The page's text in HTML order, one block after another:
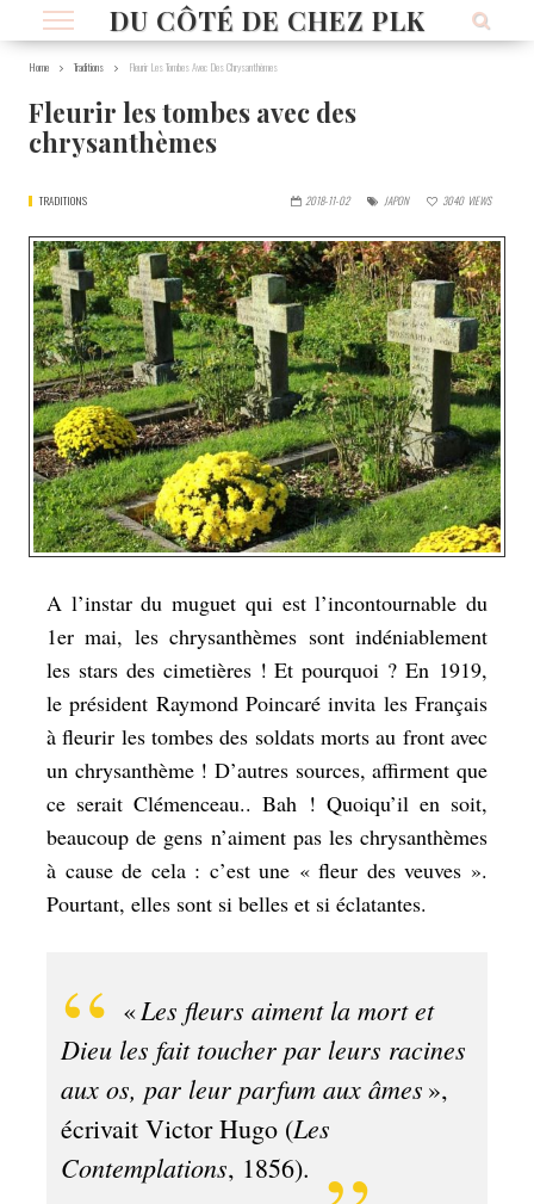
DU CÔTÉ DE CHEZ PLK
Home Traditions Fleurir Les Tombes Avec Des Chrysanthèmes
Fleurir les tombes avec des
chrysanthèmes
TRADITIONS 2018-11-02 JAPON 3040 VIEWS
A l’instar du muguet qui est l’incontournable du
1er mai, les chrysanthèmes sont indéniablement
les stars des cimetières ! Et pourquoi ? En 1919,
le président Raymond Poincaré invita les Français
à fleurir les tombes des soldats morts au front avec
un chrysanthème ! D’autres sources, affirment que
ce serait Clémenceau.. Bah ! Quoiqu’il en soit,
beaucoup de gens n’aiment pas les chrysanthèmes
à cause de cela : c’est une « fleur des veuves ».
Pourtant, elles sont si belles et si éclatantes.
«Les fleurs aiment la mort et
Dieu les fait toucher par leurs racines
aux os, par leur parfum aux âmes »,
écrivait Victor Hugo (Les
Contemplations, 1856).